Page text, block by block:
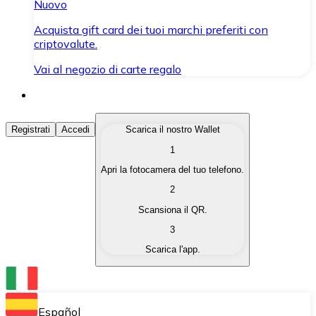
Nuovo
Acquista gift card dei tuoi marchi preferiti con
criptovalute.
Vai al negozio di carte regalo
Acquista Criptovalute
Acquista le criptovalute che ti interessano in modo
Converti le tue criptovalute in valuta fiat quando ne
Scambia una criptovaluta con un'altra
Conserva le tue cripto in un Wallet self-custodial.
Registrati Accedi
Scarica il nostro Wallet
1
Apri la fotocamera del tuo telefono.
2
Scansiona il QR.
3
Scarica l'app.
Español